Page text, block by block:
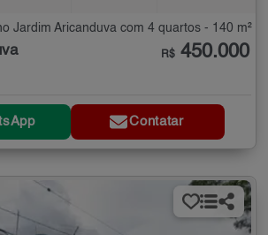
Jardim Aricanduva com 4 quartos - 140 m²
R$ 450.000
Contatar